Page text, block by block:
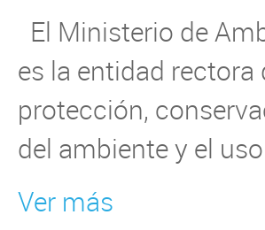
El Ministerio de
es la entidad
protección,
del ambiente y el
Ver más